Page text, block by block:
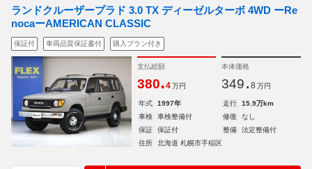
ランドクルーザープラド 3.0 TX ディーゼルターボ 4WD ーRe
nocaーAMERICAN CLASSIC
保証付 車両品質保証書付 購入プラン付き
支払総額
380.4 万円
本体価格
349. 8 万円
年式 1997年 走行
15.9万km
車検
車検整備付 修復
なし
保証
保証付 整備
法定整備付
住所
北海道 札幌市手稲区